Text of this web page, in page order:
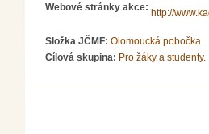
Webové stránky akce:
http://
Složka JČMF: Olomoucká pobočka
Cílová skupina: Pro žáky a studenty.